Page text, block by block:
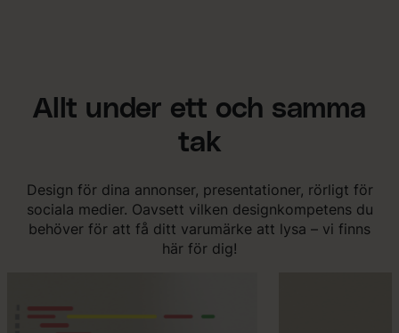
Allt under ett och samma
tak
Design för dina annonser, presentationer, rörligt för
sociala medier. Oavsett vilken designkompetens du
behöver för att få ditt varumärke att lysa – vi finns
här för dig!